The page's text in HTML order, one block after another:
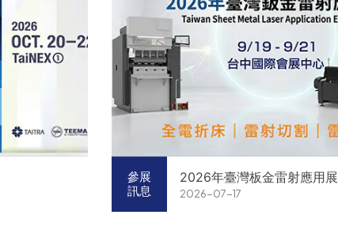
參展
訊息
2026年臺灣板金雷射應用展
2026-07-17